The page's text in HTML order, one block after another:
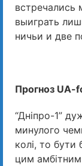
встречались
выиграть
ничьи и две
Прогноз UA-
“Дніпро-1”
минулого
колі, то бути
цим